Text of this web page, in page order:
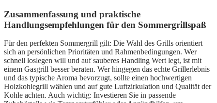
Zusammenfassung und praktische
Handlungsempfehlungen für den Sommergrillspaß
Für den perfekten Sommergrill gilt: Die Wahl des Grills orientiert
sich an persönlichen Prioritäten und Rahmenbedingungen. Wer
schnell loslegen will und auf sauberes Handling Wert legt, ist mit
einem Gasgrill besser beraten. Wer hingegen das echte Grillerlebnis
und das typische Aroma bevorzugt, sollte einen hochwertigen
Holzkohlegrill wählen und auf gute Luftzirkulation und Qualität der
Kohle achten. Auch wichtig: Investieren Sie in passende